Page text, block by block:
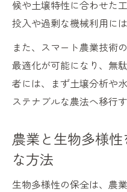
候や土壌特性に合わせた
投入や過剰な機械利用に
また、スマート農業技術
最適化が可能になり、無
者には、まず土壌分析や
ステナブルな農法へ移行
農業と生物多様
な方法
生物多様性の保全は、農